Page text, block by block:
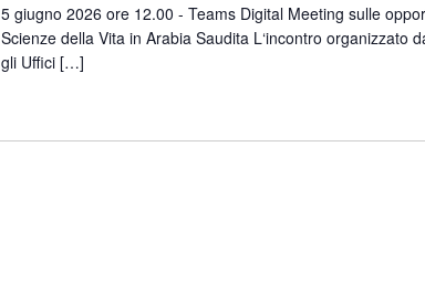
5 giugno 2026 ore 12.00 - Teams Digital Meeting sulle
Scienze della Vita in Arabia Saudita L‘incontro organizzato
gli Uffici […]